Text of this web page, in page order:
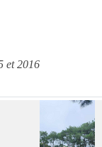
et 2016